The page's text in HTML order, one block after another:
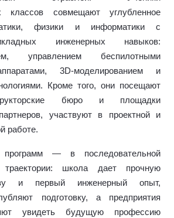
классов совмещают углубленное
физики и информатики с
инженерных навыков:
управлением беспилотными
3D-моделированием и
Кроме того, они посещают
бюро и площадки
участвуют в проектной и
работе.
программ — в последовательной
траектории: школа дает прочную
и первый инженерный опыт,
подготовку, а предприятия
увидеть будущую профессию